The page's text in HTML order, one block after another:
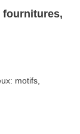
fournitures,